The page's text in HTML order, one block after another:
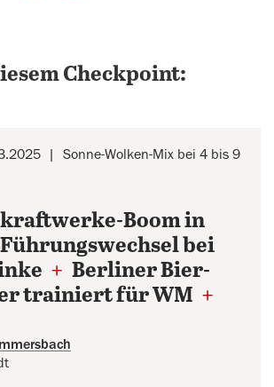
Checkpoint:
Sonne-Wolken-Mix bei 4 bis 9
Boom in
Führungswechsel bei
+ Berliner Bier-
trainiert für WM +